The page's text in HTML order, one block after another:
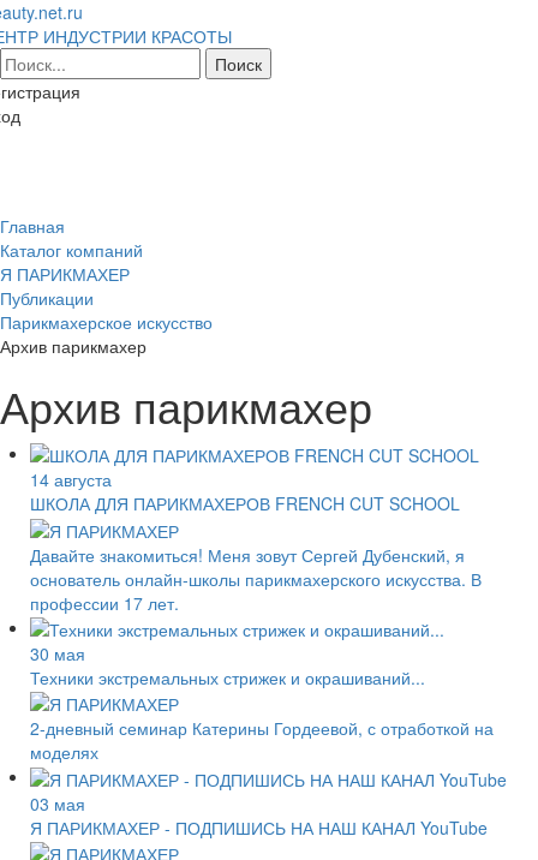
ИНДУСТРИИ КРАСОТЫ
Главная
Каталог компаний
Я ПАРИКМАХЕР
Публикации
Парикмахерское искусство
Архив парикмахер
Архив парикмахер
14 августа
ШКОЛА ДЛЯ ПАРИКМАХЕРОВ FRENCH CUT SCHOOL
Давайте знакомиться! Меня зовут Сергей Дубенский, я
основатель онлайн-школы парикмахерского искусства. В
профессии 17 лет.
30 мая
Техники экстремальных стрижек и окрашиваний...
2-дневный семинар Катерины Гордеевой, с отработкой на
моделях
03 мая
Я ПАРИКМАХЕР - ПОДПИШИСЬ НА НАШ КАНАЛ YouTube